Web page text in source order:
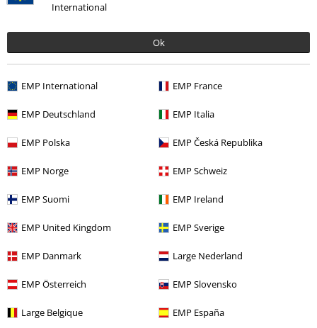
International
Ok
EMP International EMP France
EMP Deutschland EMP Italia
EMP Polska EMP Česká Republika
EMP Norge EMP Schweiz
EMP Suomi EMP Ireland
EMP United Kingdom EMP Sverige
EMP Danmark Large Nederland
EMP Österreich EMP Slovensko
Large Belgique EMP España
Tolle Bambi Kleidung für den absoluten Niedlichkeits-Gau
Eine Überdosis Zucker ist nur in seltenen Fällen wirklich goldig. Doch die
Bambi Merchandise Artikel schaffen das locker. Die detaillierten
auch auf T-Shirts, Pullovern, Kleidern und Shorts. Für gemütliche
Bademäntel und mehr. So kannst du dich von deinem Lieblingstier in
verschiedenen Accessoires kannst du den coolen Rehlook immer wieder
beispielsweise niedlich mit Haarschleife kombinieren oder auch ganz
kannst trotzdem mit den niedlichen Comictierchen glänzen. Im Bambi
EMP
Für absolute Fans des Weißwedelhirsches gibt es nicht Schöneres als